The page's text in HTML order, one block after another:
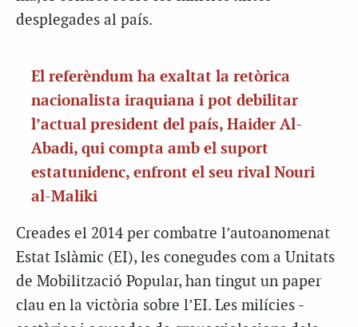
desplegades al país.
El referèndum ha exaltat la retòrica
nacionalista iraquiana i pot debilitar
l’actual president del país, Haider Al-
Abadi, qui compta amb el suport
estatunidenc, enfront el seu rival Nouri
al-Maliki
Creades el 2014 per combatre l’autoanomenat
Estat Islàmic (EI), les conegudes com a Unitats
de Mobilització Popular, han tingut un paper
clau en la victòria sobre l’EI. Les milícies -